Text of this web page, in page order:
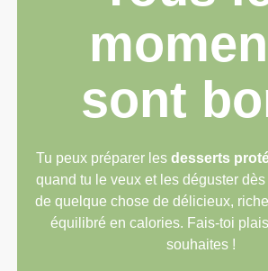
sont
Tu peux préparer lesdesserts
quand tu le veux et les déguster
de quelque chose de délicieux,
équilibré en calories. Fais-toi
souhaites !